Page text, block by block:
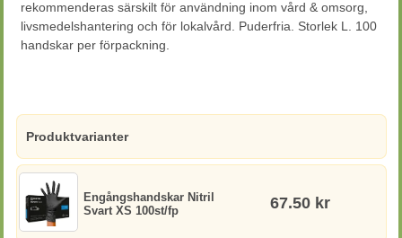
rekommenderas särskilt för användning inom vård & omsorg,
livsmedelshantering och för lokalvård. Puderfria. Storlek L. 100
handskar per förpackning.
Produktvarianter
Engångshandskar Nitril
Svart XS 100st/fp
67.50 kr